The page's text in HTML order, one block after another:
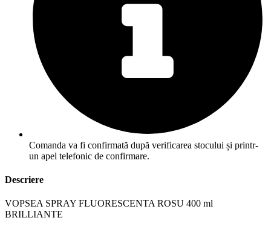
Comanda va fi confirmată după verificarea stocului și printr-
un apel telefonic de confirmare.
Descriere
VOPSEA SPRAY FLUORESCENTA ROSU 400 ml
BRILLIANTE